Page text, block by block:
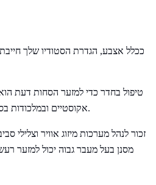
ככלל אצבע, הגדרת הסטודיו שלך
טיפול בחדר כדי למזער הסחות דעת
אקוסטיים ובמלכודות בס כדי להשיג הגדרה אופטימלית.
זכור לנהל מערכות מיזוג אוויר וצלילי
מסנן בעל מעבר גבוה יכול למזער